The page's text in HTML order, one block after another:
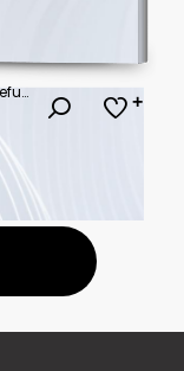
A person carrying a large target walks carefully on a wooden plank balanced on a round stone against a clear blue sky.